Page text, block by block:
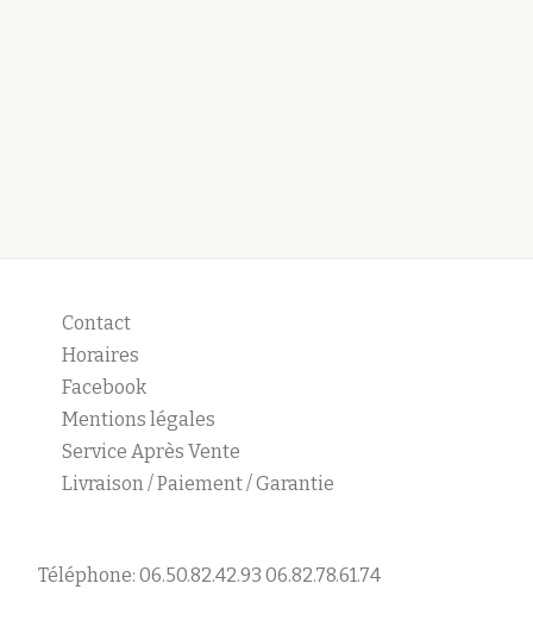
Contact
Horaires
Facebook
Mentions légales
Service Après Vente
Livraison / Paiement / Garantie
Téléphone: 06.50.82.42.93 06.82.78.61.74